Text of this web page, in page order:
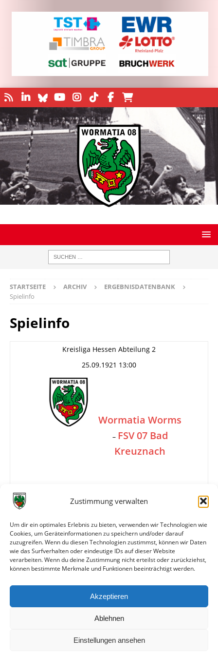
Zustimmung verwalten
Um dir ein optimales Erlebnis zu bieten, verwenden wir Technologien wie
Cookies, um Geräteinformationen zu speichern und/oder darauf
zuzugreifen. Wenn du diesen Technologien zustimmst, können wir Daten
wie das Surfverhalten oder eindeutige IDs auf dieser Website
verarbeiten. Wenn du deine Zustimmung nicht erteilst oder zurückziehst,
können bestimmte Merkmale und Funktionen beeinträchtigt werden.
Akzeptieren
Ablehnen
Einstellungen ansehen
STARTSEITE ARCHIV
ERGEBNISDATENBANK
Spielinfo
Spielinfo
Kreisliga Hessen Abteilung 2
25.09.1921 13:00
Wormatia Worms
– FSV 07 Bad
Kreuznach
2:4
Info 3. Spieltag
FV Wormatia Worms
Alle bisherigen Partien der beiden Mannschaften
anzeigen